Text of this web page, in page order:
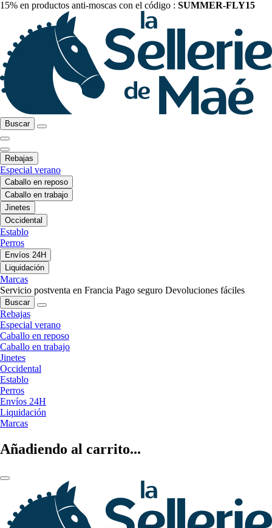
15% en productos anti-moscas con el código : SUMMER-FLY15
Buscar
Rebajas
Especial verano
Caballo en reposo
Caballo en trabajo
Jinetes
Occidental
Establo
Perros
Envíos 24H
Liquidación
Marcas
Servicio postventa en Francia Pago seguro Devoluciones fáciles
Buscar
Rebajas
Especial verano
Caballo en reposo
Caballo en trabajo
Jinetes
Occidental
Establo
Perros
Envíos 24H
Liquidación
Marcas
Añadiendo al carrito...